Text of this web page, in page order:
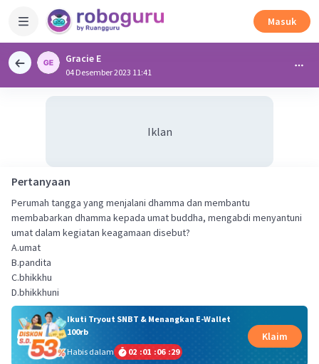
Masuk
Gracie E
04 Desember 2023 11:41
Iklan
Pertanyaan
Perumah tangga yang menjalani dhamma dan membantu
membabarkan dhamma kepada umat buddha, mengabdi menyantuni
umat dalam kegiatan keagamaan disebut?
A.umat
B.pandita
C.bhikkhu
D.bhikkhuni
Ikuti Tryout SNBT & Menangkan E-Wallet
100rb
Habis dalam
02 :01 :06 :28
Klaim